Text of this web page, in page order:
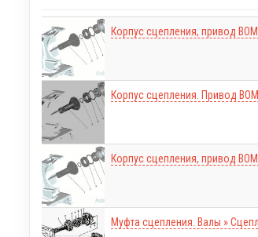
Корпус сцепления, привод
Корпус сцепления. Привод
Корпус сцепления, привод
Муфта сцепления. Валы »